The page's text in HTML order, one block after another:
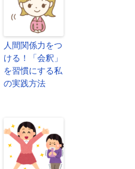
人間関係力をつ
ける！「会釈」
を習慣にする私
の実践方法